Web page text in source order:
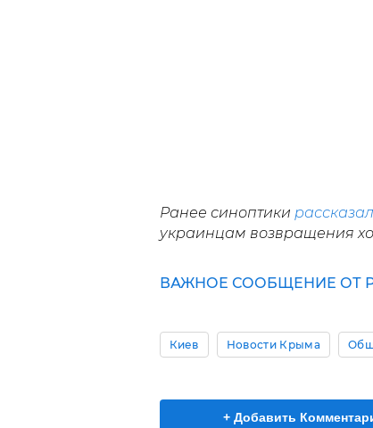
Ранее синоптики
украинцам возвращения
ВАЖНОЕ СООБЩЕНИЕ ОТ
Киев Новости Крыма
+ Добавить